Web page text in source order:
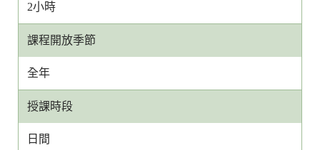
2小時
課程開放季節
全年
授課時段
日間